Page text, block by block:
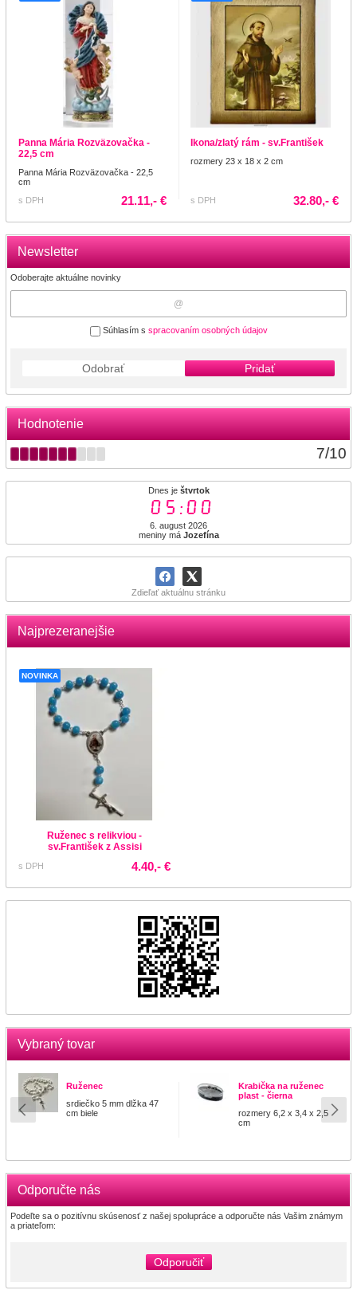
Newsletter
Odoberajte aktuálne novinky
Súhlasím s spracovaním osobných údajov
Odobrať Pridať
Hodnotenie
7/10
Dnes je štvrtok
05:00
6. august 2026
meniny má Jozefína
Zdieľať aktuálnu stránku
Najprezeranejšie
NOVINKA
Ruženec s relikviou -
sv.František z Assisi
s DPH 4.40,- €
Vybraný tovar
Ruženec
srdiečko 5 mm dlžka 47
cm biele
Krabička na ruženec
plast - čierna
rozmery 6,2 x 3,4 x 2,5
cm
Odporučte nás
Podeľte sa o pozitívnu skúsenosť z našej spolupráce a odporučte nás Vašim známym
a priateľom:
Odporučiť
Panna Mária Rozväzovačka -
22,5 cm
Panna Mária Rozväzovačka - 22,5
cm
s DPH
21.11,- €
Ikona/zlatý rám - sv.František
rozmery 23 x 18 x 2 cm
s DPH 32.80,- €